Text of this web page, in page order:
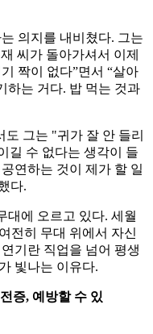
의지를 내비쳤다. 그는
씨가 돌아가셔서 이제
짝이 없다”면서 “살아
하는 거다. 밥 먹는 것과
그는 "귀가 잘 안 들리
길 수 없다는 생각이 들
연하는 것이 제가 할 일
다.
대에 오르고 있다. 세월
전히 무대 위에서 자신
기란 직업을 넘어 평생
빛나는 이유다.
증, 예방할 수 있